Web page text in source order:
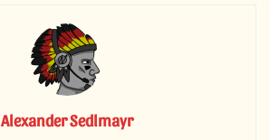
Alexander Sedlmayr